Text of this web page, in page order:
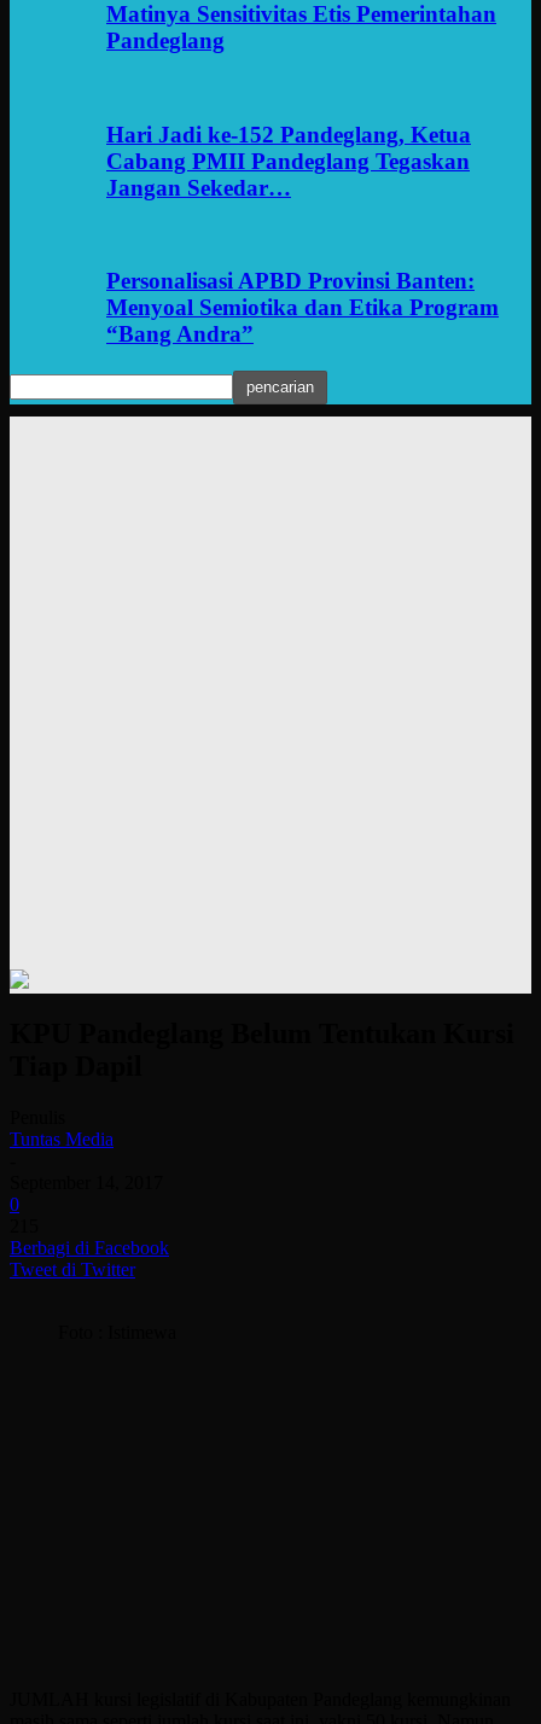
Matinya Sensitivitas Etis Pemerintahan
Pandeglang
Hari Jadi ke-152 Pandeglang, Ketua
Cabang PMII Pandeglang Tegaskan
Jangan Sekedar…
Personalisasi APBD Provinsi Banten:
Menyoal Semiotika dan Etika Program
“Bang Andra”
Tuntas Media
0
Berbagi di Facebook
Tweet di Twitter